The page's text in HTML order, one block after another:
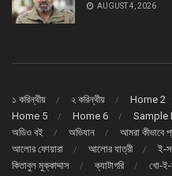
AUGUST 4, 2026
১ করিন্থীয় ২ করিন্থীয় Home 2
Home 5
Home 6 Sample
অডিও বই
অভিযান আমরা কীভাবে
আলোর ফোয়ারা
আলোর যাত্রী ই-
কিতাবুল মুক্কাদ্দাস
ক্যাটাগরি
খো-ই-